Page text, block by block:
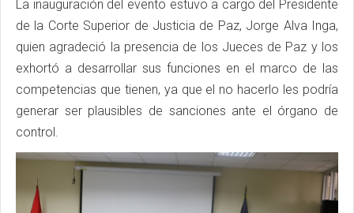
La inauguración del evento estuvo a cargo del Presidente
de la Corte Superior de Justicia de Paz, Jorge Alva Inga,
quien agradeció la presencia de los Jueces de Paz y los
exhortó a desarrollar sus funciones en el marco de las
competencias que tienen, ya que el no hacerlo les podría
generar ser plausibles de sanciones ante el órgano de
control.